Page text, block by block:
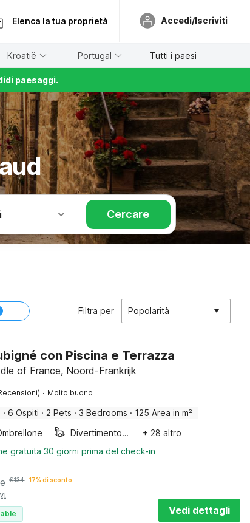
Elenca la tua proprietà Accedi/Iscriviti
Kroatië Portugal Tutti i paesi
paesaggi.
Cercare
Filtra per Popolarità
con Piscina e Terrazza
of France, Noord-Frankrijk
· Molto buono
· 6 Ospiti · 2 Pets · 3 Bedrooms · 125 Area in m²
Divertimento per bambini
+ 28 altro
gratuita 30 giorni prima del check-in
€134 17% di sconto
Vedi dettagli